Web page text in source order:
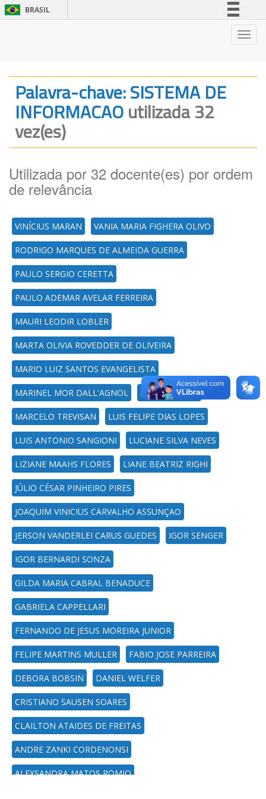
BRASIL
Legislação
Canais
Palavra-chave: SISTEMA DE
INFORMACAOutilizada 32
vez(es)
Utilizada por 32 docente(es) por ordem
de relevância
VINÍCIUS MARAN VANIA MARIA FIGHERA OLIVO
RODRIGO MARQUES DE ALMEIDA GUERRA
PAULO SERGIO CERETTA
PAULO ADEMAR AVELAR FERREIRA
MAURI LEODIR LOBLER
MARTA OLIVIA ROVEDDER DE OLIVEIRA
MARIO LUIZ SANTOS EVANGELISTA
MARINEL MOR DALL'AGNOL MARCIA PASIN
MARCELO TREVISAN LUIS FELIPE DIAS LOPES
LUIS ANTONIO SANGIONI LUCIANE SILVA NEVES
LIZIANE MAAHS FLORES LIANE BEATRIZ RIGHI
JÚLIO CÉSAR PINHEIRO PIRES
JOAQUIM VINICIUS CARVALHO ASSUNÇAO
JERSON VANDERLEI CARUS GUEDES IGOR SENGER
IGOR BERNARDI SONZA
GILDA MARIA CABRAL BENADUCE
GABRIELA CAPPELLARI
FERNANDO DE JESUS MOREIRA JUNIOR
FELIPE MARTINS MULLER FABIO JOSE PARREIRA
DEBORA BOBSIN DANIEL WELFER
CRISTIANO SAUSEN SOARES
CLAILTON ATAIDES DE FREITAS
ANDRE ZANKI CORDENONSI
ALEXSANDRA MATOS ROMIO